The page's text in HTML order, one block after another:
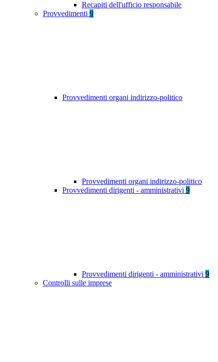
Recapiti dell'ufficio responsabile
Provvedimenti 9
Provvedimenti organi indirizzo-politico
Provvedimenti organi indirizzo-politico
Provvedimenti dirigenti - amministrativi 9
Provvedimenti dirigenti - amministrativi 9
Controlli sulle imprese